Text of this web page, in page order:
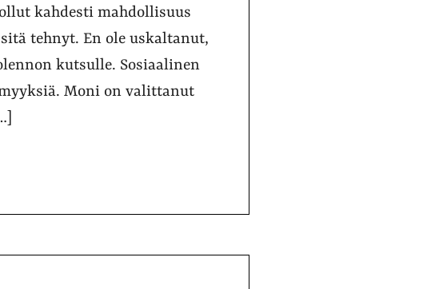
kahdesti mahdollisuus
tehnyt. En ole uskaltanut,
kutsulle. Sosiaalinen
Moni on valittanut